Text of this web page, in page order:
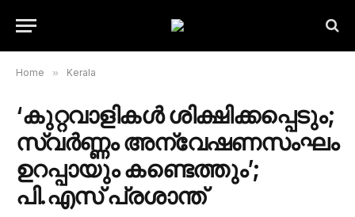
Home » Kerala
‘കുറ്റവാളികൾ ശിക്ഷിക്കപ്പെടും;
സ്വർണ്ണം അന്വേഷണസംഘം
ഉറപ്പായും കണ്ടെത്തും’;
പി.എസ് പ്രശാന്ത്